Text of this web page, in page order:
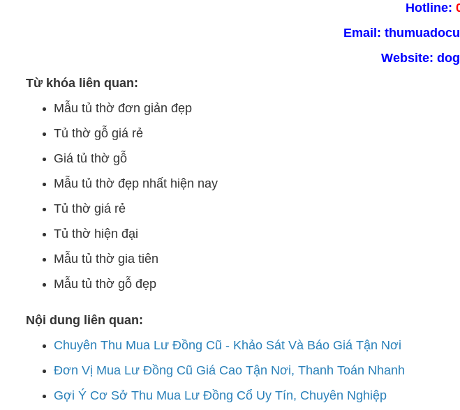
Hotline:
Email:
Website:
Từ khóa liên quan:
Mẫu tủ thờ đơn giản đẹp
Tủ thờ gỗ giá rẻ
Giá tủ thờ gỗ
Mẫu tủ thờ đẹp nhất hiện nay
Tủ thờ giá rẻ
Tủ thờ hiện đại
Mẫu tủ thờ gia tiên
Mẫu tủ thờ gỗ đẹp
Nội dung liên quan:
Chuyên Thu Mua Lư Đồng Cũ - Khảo Sát Và Báo Giá Tận Nơi
Đơn Vị Mua Lư Đồng Cũ Giá Cao Tận Nơi, Thanh Toán Nhanh
Gợi Ý Cơ Sở Thu Mua Lư Đồng Cổ Uy Tín, Chuyên Nghiệp